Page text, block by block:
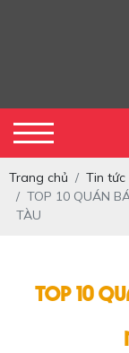
Trang chủ
Tin tức
TOP 10 QUÁN
TÀU
TOP 10